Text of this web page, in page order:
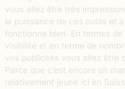
vous allez être très
la puissance de ces outils et
fonctionne bien. En termes
visibilité et en terme de
vos publicités vous allez être
Parce que c’est encore un
relativement jeune ici en